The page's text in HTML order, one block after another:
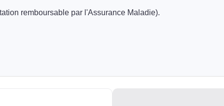
remboursable par l'Assurance Maladie).